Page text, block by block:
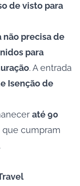
de visto para
precisa de
para
. A entrada
Isenção de
até 90
que cumpram